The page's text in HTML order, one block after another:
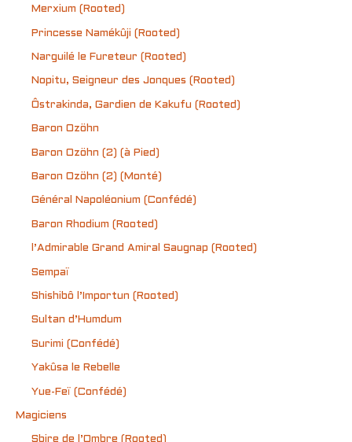
Merxium (Rooted)
Princesse Namékûji (Rooted)
Narguilé le Fureteur (Rooted)
Nopitu, Seigneur des Jonques (Rooted)
Ôstrakinda, Gardien de Kakufu (Rooted)
Baron Ozöhn
Baron Ozöhn (2) (à Pied)
Baron Ozöhn (2) (Monté)
Général Napoléonium (Confédé)
Baron Rhodium (Rooted)
l’Admirable Grand Amiral Saugnap (Rooted)
Sempaï
Shishibô l’Importun (Rooted)
Sultan d’Humdum
Surimi (Confédé)
Yakûsa le Rebelle
Yue-Feï (Confédé)
Magiciens
Sbire de l’Ombre (Rooted)